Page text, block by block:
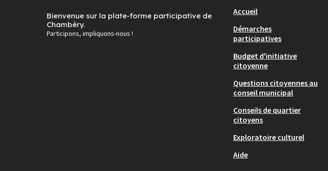
Bienvenue sur la plate-forme participative de
Chambéry.
Participons, impliquons-nous !
Accueil
Démarches
participatives
Budget d'initiative
citoyenne
Questions citoyennes au
conseil municipal
Conseils de quartier
citoyens
Exploratoire culturel
Aide